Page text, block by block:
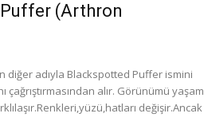
(Arthron
diğer adıyla Blackspotted Puffer ismini
çağrıştırmasından alır. Görünümü yaşam
değişir.Ancak